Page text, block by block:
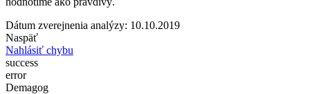
Dátum zverejnenia analýzy: 10.10.2019
Naspäť
Nahlásiť chybu
success
error
Demagog